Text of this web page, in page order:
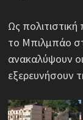
Ως
το Μπιλμπάο
ανακαλύψουν
εξερευνήσουν